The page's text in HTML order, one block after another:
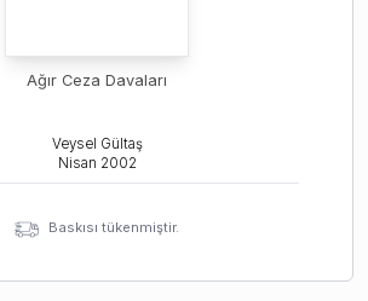
Ağır Ceza Davaları
Veysel Gültaş
Nisan 2002
Baskısı tükenmiştir.